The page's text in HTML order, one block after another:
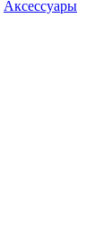
Аксессуары